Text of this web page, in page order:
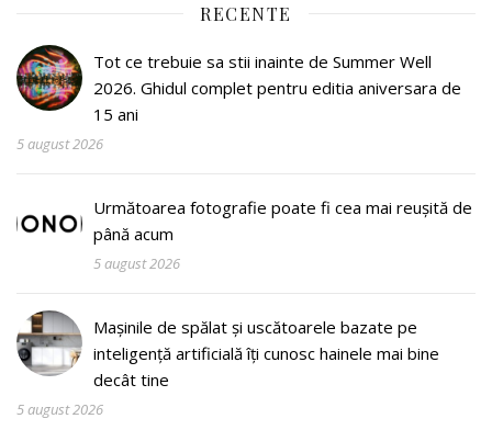
RECENTE
Tot ce trebuie sa stii inainte de Summer Well
2026. Ghidul complet pentru editia aniversara de
15 ani
5 august 2026
Următoarea fotografie poate fi cea mai reușită de
până acum
5 august 2026
Mașinile de spălat și uscătoarele bazate pe
inteligență artificială îți cunosc hainele mai bine
decât tine
5 august 2026